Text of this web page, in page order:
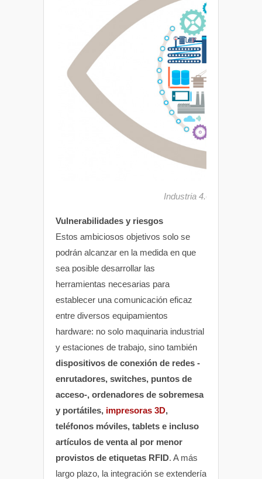
Industria 4.0 aspira a
Vulnerabilidades y riesgos
Estos ambiciosos objetivos solo se
podrán alcanzar en la medida en que
sea posible desarrollar las
herramientas necesarias para
establecer una comunicación eficaz
entre diversos equipamientos
hardware: no solo maquinaria industrial
y estaciones de trabajo, sino también
dispositivos de conexión de redes -
enrutadores, switches, puntos de
acceso-, ordenadores de sobremesa
y portátiles, impresoras 3D,
teléfonos móviles, tablets e incluso
artículos de venta al por menor
provistos de etiquetas RFID. A más
largo plazo, la integración se extendería